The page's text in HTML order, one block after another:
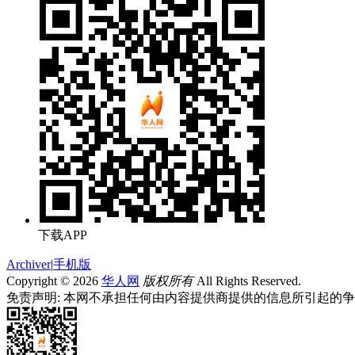
下载APP
Archiver|手机版
Copyright © 2026 华人网 版权所有All Rights Reserved.
免责声明: 本网不承担任何由内容提供商提供的信息所引起的争